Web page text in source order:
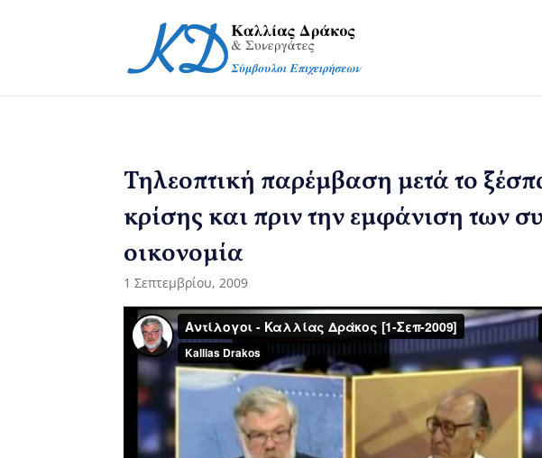
Τηλεοπτική παρέμβαση μετά το
κρίσης και πριν την εμφάνιση των
οικονομία
1 Σεπτεμβρίου, 2009